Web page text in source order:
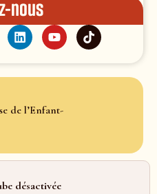
nous
de l’Enfant-
désactivée